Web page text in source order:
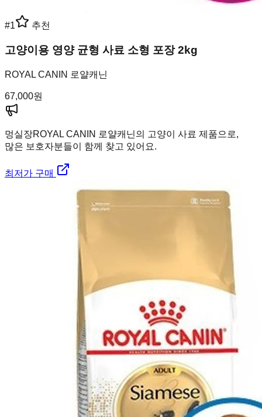
#1 추천
고양이용 영양 균형 사료 소형 포장 2kg
ROYAL CANIN 로얄캐닌
67,000원
멍실장ROYAL CANIN 로얄캐닌의 고양이 사료 제품으로,
많은 보호자분들이 함께 찾고 있어요.
최저가 구매